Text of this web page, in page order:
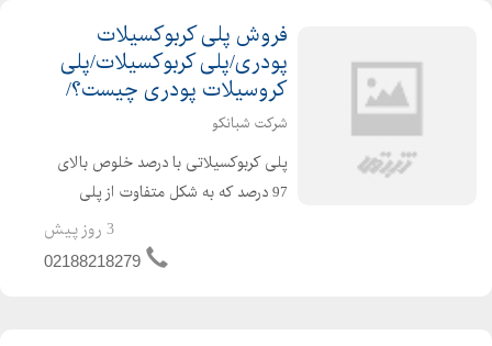
فروش پلی کربوکسیلات
پودری/پلی کربوکسیلات/پلی
کروسیلات پودری چیست؟/
شرکت شبانکو
پلی کربوکسیلاتی با درصد خلوص بالای
97 درصد که به شکل متفاوت از پلی
کربوکسیلات مایع رایج،تولید می شود.
این پلی کربوکسیلات وارداتی بوده و برای
3 روز پیش
02188218279